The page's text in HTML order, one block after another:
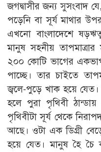
জগদ্বাসীর জন্য সুসংবাদ
পড়েনি বা সূর্য মাথার
এখনো বাংলাদেশে
মানুষ সহনীয়
২০০ কোটি ভাগের
পাচ্ছে। তার চাইতে
জ্বলে-পুড়ে খাক হয়ে
হলে পুরা পৃথিবী
পৃথিবীটা সূর্য থেকে
আছে। ওটা এক ডিগ্রী
হয়ে যেত। মানুষ হৈ